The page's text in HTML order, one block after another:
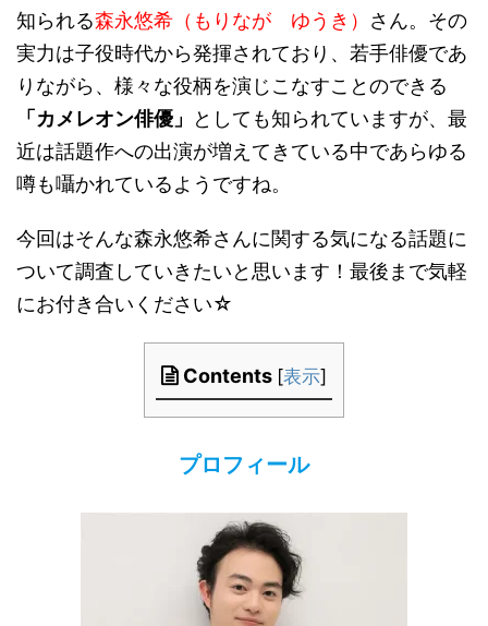
知られる森永悠希（もりなが ゆうき） さん。その
実力は子役時代から発揮されており、若手俳優であ
りながら、様々な役柄を演じこなすことのできる
「カメレオン俳優」
としても知られていますが、最
近は話題作への出演が増えてきている中であらゆる
噂も囁かれているようですね。
今回はそんな森永悠希さんに関する気になる話題に
ついて調査していきたいと思います！最後まで気軽
にお付き合いください☆
Contents [表示]
プロフィール